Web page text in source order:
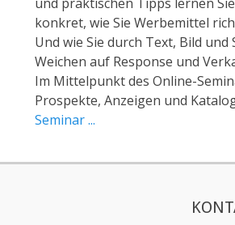
konkret, wie Sie Werbemittel
Und wie Sie durch Text, Bild
Weichen auf Response und
Im Mittelpunkt des Online-
Prospekte, Anzeigen und
Seminar ...